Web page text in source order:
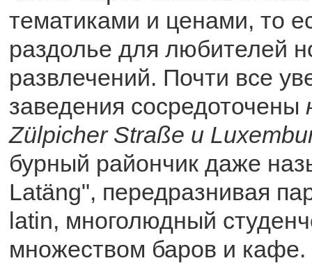
тематиками и ценами, то
раздолье для любителей
развлечений. Почти все
заведения сосредоточены
Zülpicher Straße и
бурный райончик даже
Latäng", передразнивая
latin, многолюдный
множеством баров и кафе.